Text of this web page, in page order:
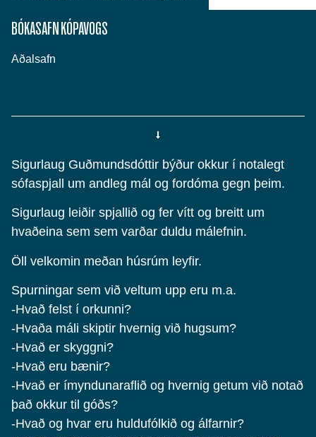
BÓKASAFN KÓPAVOGS
Aðalsafn
Sigurlaug Guðmundsdóttir býður okkur í notalegt
sófaspjall um andleg mál og fordóma gegn þeim.
Sigurlaug leiðir spjallið og fer vítt og breitt um
hvaðeina sem sem varðar duldu málefnin.
Öll velkomin meðan húsrúm leyfir.
Spurningar sem við veltum upp eru m.a.
-Hvað felst í orkunni?
-Hvaða máli skiptir hvernig við hugsum?
-Hvað er skyggni?
-Hvað eru bænir?
-Hvað er ímyndunaraflið og hvernig getum við notað
það okkur til góðs?
-Hvað og hvar eru huldufólkið og álfarnir?